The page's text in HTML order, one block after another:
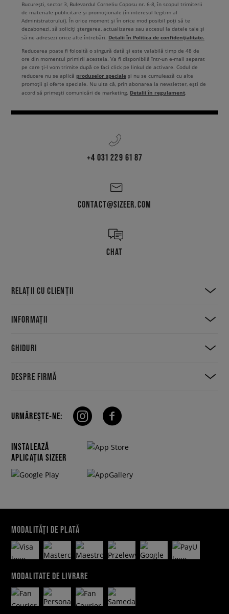
București, sector 3, Bulevardul Corneliu Coposu nr. 6-8, în scopul trimiterii
de materiale publicitare și promoționale (în interesul legitim al
Administratorului). În orice moment și în orice mod posibil poți să te
dezabonezi, să soliciți ștergerea, actualizarea sau accesul la datele tale și
să ne adresezi orice alte întrebări. Detalii în Politica de confidențialitate.
Reducerea poate fi folosită o singură dată și este valabilă timp de 48 de
ore din momentul primirii acesteia. Va fi disponibilă într-un e-mail separat
pe care ți-l vom trimite după ce faci click pe linkul de activare. Codul de
reducere nu se aplică produselor speciale și nu se cumulează cu alte
promoții și oferte speciale. Nu uita că, prin abonarea la newsletter, ești de
acord să primești comunicări de marketing. Detalii în regulament
+4 031 229 61 87
CONTACT@SIZEER.COM
CHAT
RELAȚII CU CLIENȚII
INFORMAȚII
GHIDURI
DESPRE FIRMĂ
URMĂREȘTE-NE:
INSTALEAZĂ
APLICAȚIA SIZEER
MODALITĂȚI DE PLATĂ
MODALITATE DE LIVRARE